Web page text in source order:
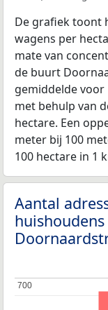
De grafiek toont
wagens per
mate van
de buurt
gemiddelde voor
met behulp van
hectare. Een
meter bij 100
100 hectare in 1
Aantal
700
700